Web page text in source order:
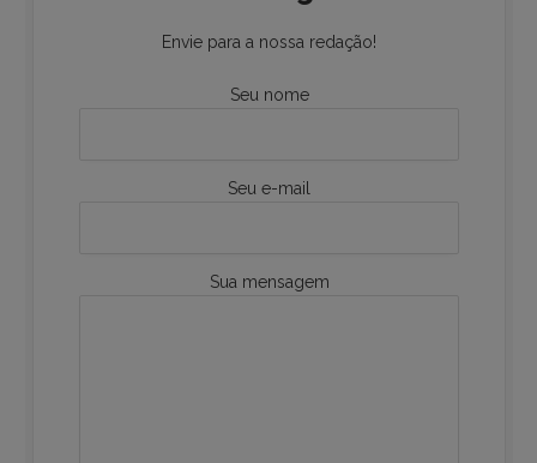
Envie para a nossa redação!
Seu nome
Seu e-mail
Sua mensagem